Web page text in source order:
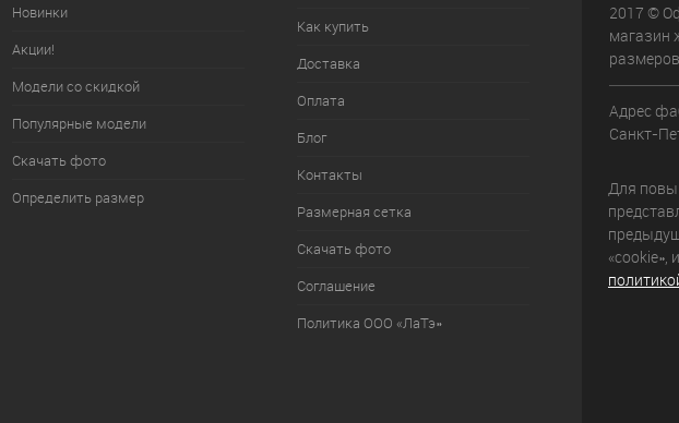
Новинки
Акции!
Модели со скидкой
Популярные модели
Скачать фото
Определить размер
Как купить
Доставка
Оплата
Блог
Контакты
Размерная сетка
Скачать фото
Соглашение
Политика ООО «ЛаТэ»
2017 ©
магазин
Адрес
Санкт-
Для
«cookie»,